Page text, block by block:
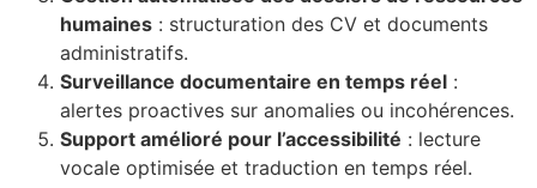
humaines : structuration des CV et documents
administratifs.
Surveillance documentaire en temps réel :
alertes proactives sur anomalies ou incohérences.
Support amélioré pour l’accessibilité : lecture
vocale optimisée et traduction en temps réel.